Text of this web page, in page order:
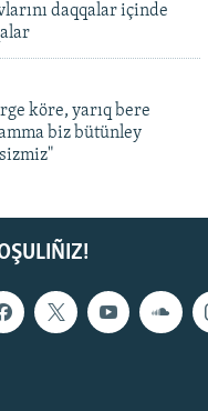
daqqalar içinde
köre, yarıq bere
biz bütünley